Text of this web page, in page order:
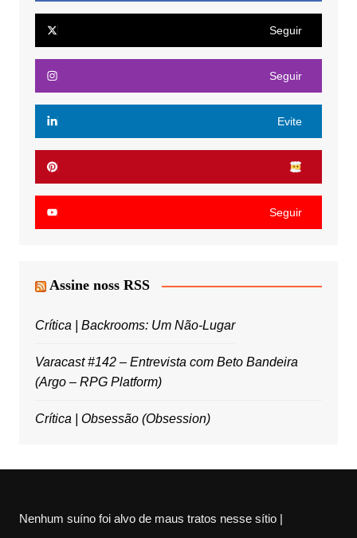
Seguir
Seguir
Evite
Seguir
Assine noss RSS
Crítica | Backrooms: Um Não-Lugar
Varacast #142 – Entrevista com Beto Bandeira
(Argo – RPG Platform)
Crítica | Obsessão (Obsession)
Nenhum suíno foi alvo de maus tratos nesse sítio |